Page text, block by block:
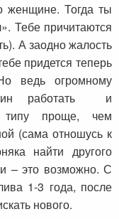
женщине. Тогда ты
Тебе причитаются
А заодно жалость
придется теперь
ведь огромному
работать и
типу проще, чем
(сама отношусь к
найти другого
– это возможно. С
1-3 года, после
нового.